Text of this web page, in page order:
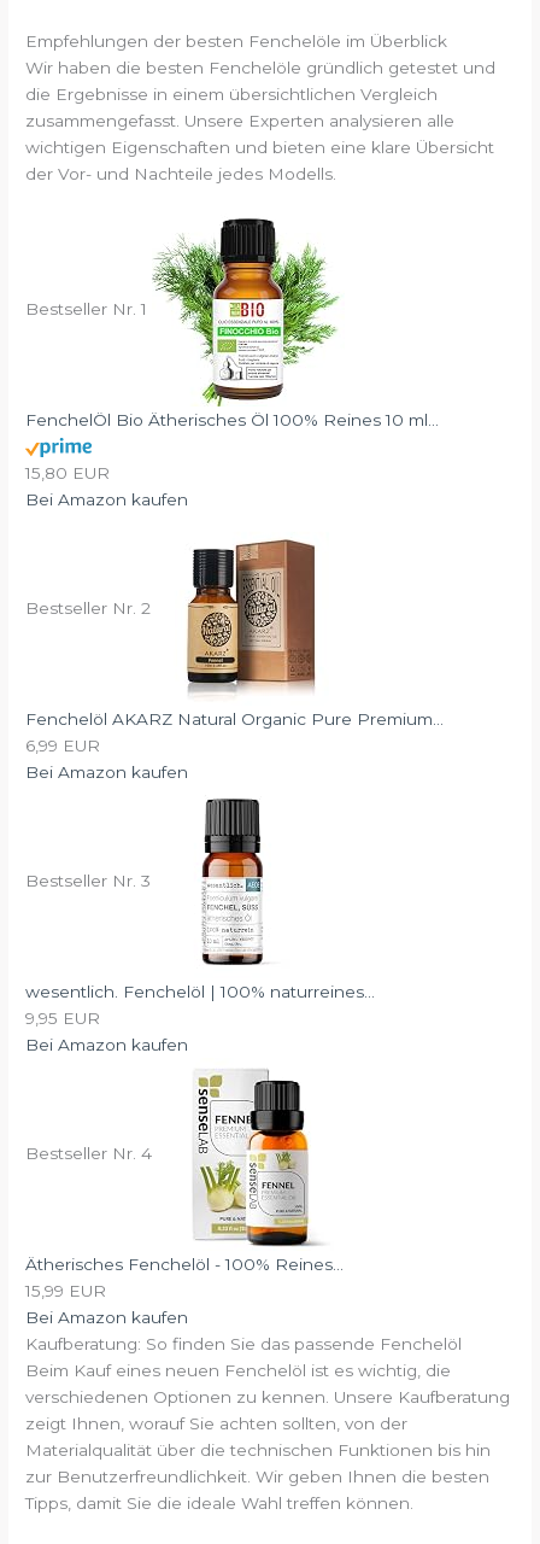
Empfehlungen der besten Fenchelöle im Überblick
Wir haben die besten Fenchelöle gründlich getestet und
die Ergebnisse in einem übersichtlichen Vergleich
zusammengefasst. Unsere Experten analysieren alle
wichtigen Eigenschaften und bieten eine klare Übersicht
der Vor- und Nachteile jedes Modells.
Bestseller Nr. 1
FenchelÖl Bio Ätherisches Öl 100% Reines 10 ml...
15,80 EUR
Bei Amazon kaufen
Bestseller Nr. 2
Fenchelöl AKARZ Natural Organic Pure Premium...
6,99 EUR
Bei Amazon kaufen
Bestseller Nr. 3
wesentlich. Fenchelöl | 100% naturreines...
9,95 EUR
Bei Amazon kaufen
Bestseller Nr. 4
Ätherisches Fenchelöl - 100% Reines...
15,99 EUR
Bei Amazon kaufen
Kaufberatung: So finden Sie das passende Fenchelöl
Beim Kauf eines neuen Fenchelöl ist es wichtig, die
verschiedenen Optionen zu kennen. Unsere Kaufberatung
zeigt Ihnen, worauf Sie achten sollten, von der
Materialqualität über die technischen Funktionen bis hin
zur Benutzerfreundlichkeit. Wir geben Ihnen die besten
Tipps, damit Sie die ideale Wahl treffen können.